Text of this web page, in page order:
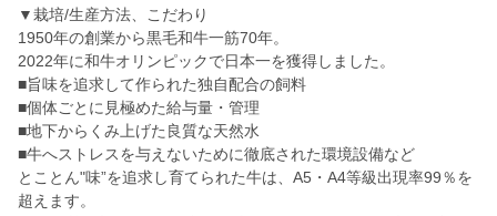
▼栽培/生産方法、こだわり
1950年の創業から黒毛和牛一筋70年。
2022年に和牛オリンピックで日本一を獲得しました。
■旨味を追求して作られた独自配合の飼料
■個体ごとに見極めた給与量・管理
■地下からくみ上げた良質な天然水
■牛へストレスを与えないために徹底された環境設備など
とことん"味”を追求し育てられた牛は、A5・A4等級出現率99％を
超えます。